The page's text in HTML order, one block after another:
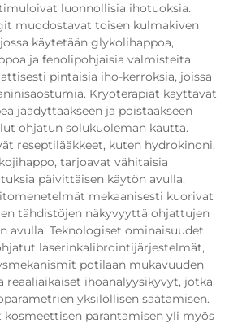
luonnollisia ihotuoksia.
muodostavat toisen kulmakiven
käytetään glykolihappoa,
ja fenolipohjaisia valmisteita
pintaisia iho-kerroksia, joissa
Kryoterapiat käyttävät
jäädyttääkseen ja poistaakseen
ohjatun solukuoleman kautta.
reseptilääkkeet, kuten hydrokinoni,
tarjoavat vähitaisia
päivittäisen käytön avulla.
mekaanisesti kuorivat
tähdistöjen näkyvyyttä ohjattujen
avulla. Teknologiset ominaisuudet
laserinkalibrointijärjestelmät,
potilaan mukavuuden
reaaliaikaiset ihoanalyysikyvyt, jotka
yksilöllisen säätämisen.
parantamisen yli myös